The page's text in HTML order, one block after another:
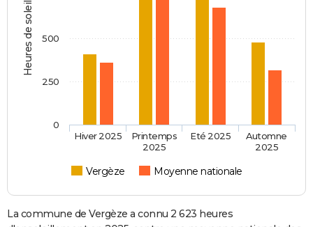
Heures de soleil
Vergèze Moyenne nationale
Hiver 2025
Printemps
2025
Eté 2025
Automne
2025
0
250
500
La commune de Vergèze a connu 2 623 heures